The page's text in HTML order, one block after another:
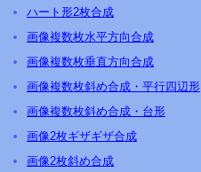
ハート形2枚合成
画像複数枚水平方向合成
画像複数枚垂直方向合成
画像複数枚斜め合成・平行四辺形
画像複数枚斜め合成・台形
画像2枚ギザギザ合成
画像2枚斜め合成